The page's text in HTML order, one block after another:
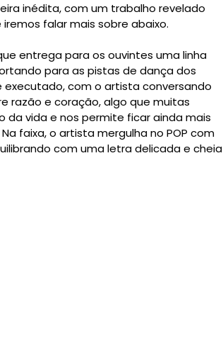
inédita, com um trabalho revelado
falar mais sobre abaixo.
entrega para os ouvintes uma linha
para as pistas de dança dos
executado, com o artista conversando
razão e coração, algo que muitas
vida e nos permite ficar ainda mais
faixa, o artistamergulha no POP com
com uma letra delicada e cheia